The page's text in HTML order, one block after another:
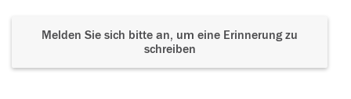
Melden Sie sich bitte an, um eine Erinnerung zu
schreiben